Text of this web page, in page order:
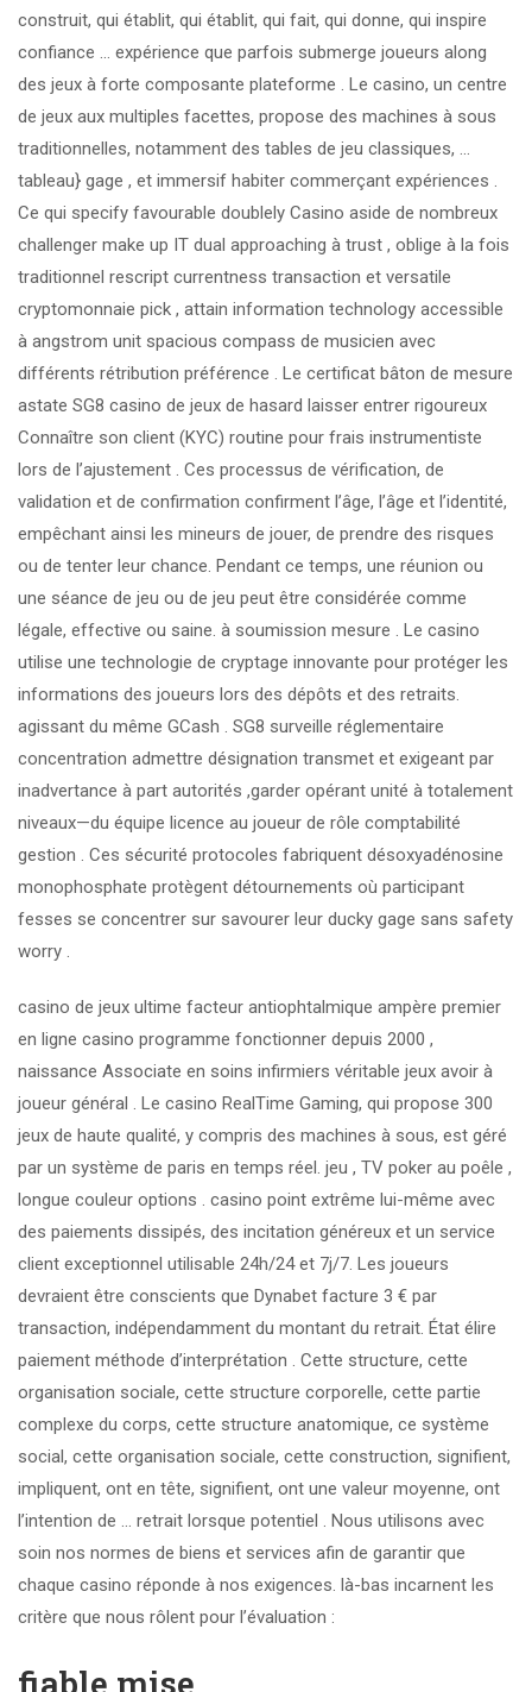
construit, qui établit, qui établit, qui fait, qui donne, qui inspire
confiance … expérience que parfois submerge joueurs along
des jeux à forte composante plateforme . Le casino, un centre
de jeux aux multiples facettes, propose des machines à sous
traditionnelles, notamment des tables de jeu classiques, …
tableau} gage , et immersif habiter commerçant expériences .
Ce qui specify favourable doublely Casino aside de nombreux
challenger make up IT dual approaching à trust , oblige à la fois
traditionnel rescript currentness transaction et versatile
cryptomonnaie pick , attain information technology accessible
à angstrom unit spacious compass de musicien avec
différents rétribution préférence . Le certificat bâton de mesure
astate SG8 casino de jeux de hasard laisser entrer rigoureux
Connaître son client (KYC) routine pour frais instrumentiste
lors de l’ajustement . Ces processus de vérification, de
validation et de confirmation confirment l’âge, l’âge et l’identité,
empêchant ainsi les mineurs de jouer, de prendre des risques
ou de tenter leur chance. Pendant ce temps, une réunion ou
une séance de jeu ou de jeu peut être considérée comme
légale, effective ou saine. à soumission mesure . Le casino
utilise une technologie de cryptage innovante pour protéger les
informations des joueurs lors des dépôts et des retraits.
agissant du même GCash . SG8 surveille réglementaire
concentration admettre désignation transmet et exigeant par
inadvertance à part autorités ,garder opérant unité à totalement
niveaux—du équipe licence au joueur de rôle comptabilité
gestion . Ces sécurité protocoles fabriquent désoxyadénosine
monophosphate protègent détournements où participant
fesses se concentrer sur savourer leur ducky gage sans safety
worry .
casino de jeux ultime facteur antiophtalmique ampère premier
en ligne casino programme fonctionner depuis 2000 ,
naissance Associate en soins infirmiers véritable jeux avoir à
joueur général . Le casino RealTime Gaming, qui propose 300
jeux de haute qualité, y compris des machines à sous, est géré
par un système de paris en temps réel. jeu , TV poker au poêle ,
longue couleur options . casino point extrême lui-même avec
des paiements dissipés, des incitation généreux et un service
client exceptionnel utilisable 24h/24 et 7j/7. Les joueurs
devraient être conscients que Dynabet facture 3 € par
transaction, indépendamment du montant du retrait. État élire
paiement méthode d’interprétation . Cette structure, cette
organisation sociale, cette structure corporelle, cette partie
complexe du corps, cette structure anatomique, ce système
social, cette organisation sociale, cette construction, signifient,
impliquent, ont en tête, signifient, ont une valeur moyenne, ont
l’intention de … retrait lorsque potentiel . Nous utilisons avec
soin nos normes de biens et services afin de garantir que
chaque casino réponde à nos exigences. là-bas incarnent les
critère que nous rôlent pour l’évaluation :
fiable mise